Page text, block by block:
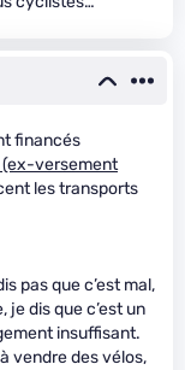
financés
versement
les transports
pas que c’est mal,
je dis que c’est un
insuffisant.
vendre des vélos,